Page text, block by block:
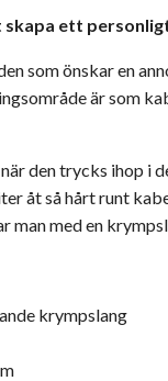
ett
som önskar en
är som
den trycks ihop i
åt så hårt runt
man med en
krympslang